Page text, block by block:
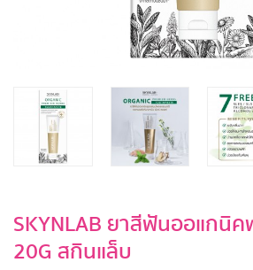
SKYNLAB ยาสีฟันออแกนิค
20G สกินแล็บ